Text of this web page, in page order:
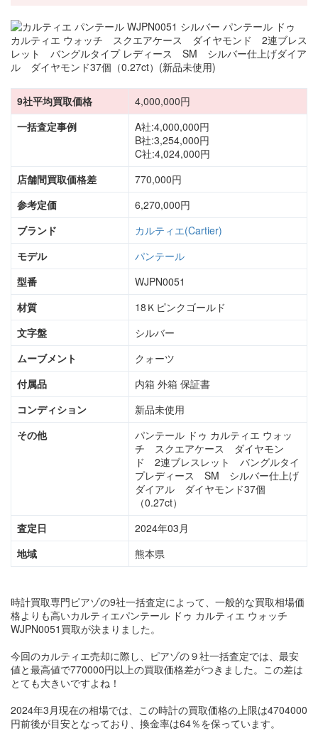
9社平均買取価格
4,000,000円
一括査定事例
A社:4,000,000円
B社:3,254,000円
C社:4,024,000円
店舗間買取価格差
770,000円
参考定価
6,270,000円
ブランド
カルティエ(Cartier)
モデル
パンテール
型番
WJPN0051
材質
18Ｋピンクゴールド
文字盤
シルバー
ムーブメント
クォーツ
付属品
内箱 外箱 保証書
コンディション
新品未使用
その他
パンテール ドゥ カルティエ ウォッ
チ スクエアケース ダイヤモン
ド 2連ブレスレット バングルタイ
プレディース SM シルバー仕上げ
ダイアル ダイヤモンド37個
（0.27ct）
査定日
2024年03月
地域
熊本県
時計買取専門ピアゾの9社一括査定によって、一般的な買取相場価
格よりも高いカルティエパンテール ドゥ カルティエ ウォッチ
WJPN0051買取が決まりました。
今回のカルティエ売却に際し、ピアゾの９社一括査定では、最安
値と最高値で770000円以上の買取価格差がつきました。この差は
とても大きいですよね！
2024年3月現在の相場では、この時計の買取価格の上限は4704000
円前後が目安となっており、換金率は64％を保っています。